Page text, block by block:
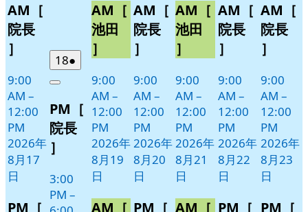
月
17
日
イ
AM［
院長
］
9:00
AM –
12:00
PM
2026年
8月17
日
PM［
182026
年
月
18
日
●
件
イ
ベ
Close
PM［
院長
］
3:00
PM –
月
19
日
イ
ベ
ト)
AM［
池田
］
9:00
AM –
12:00
PM
2026年
8月19
日
AM［
月
20
日
イ
ベ
ト)
AM［
院長
］
9:00
AM –
12:00
PM
2026年
8月20
日
PM［
月
21
日
イ
ベ
ト)
AM［
池田
］
9:00
AM –
12:00
PM
2026年
8月21
日
AM［
月
22
日
イ
ベ
ト)
AM［
院長
］
9:00
AM –
12:00
PM
2026年
8月22
日
PM［
月
23
日
イ
AM［
院長
］
9:00
AM –
12:00
PM
2026年
8月23
日
PM［